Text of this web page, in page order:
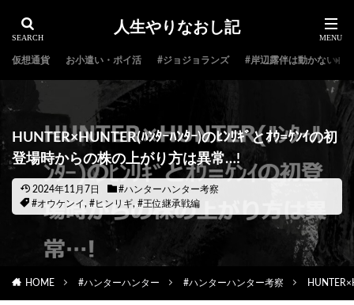
人生やりなおし記
仮想通貨 お小遣い・ポイ活 #ジョジョランズ #岸辺露伴は動かない
HUNTER×HUNTER(ﾊﾝﾀｰﾊﾝﾀｰ)のﾋﾝﾘｷﾞとｵｳ=ｹﾝｲの初
登場時からの株の上がり方は異常…!
2024年11月7日
#ハンターハンター考察
#オウケンイ, #ヒンリギ, #王位継承戦編
HOME #ハンターハンター #ハンターハンター考察